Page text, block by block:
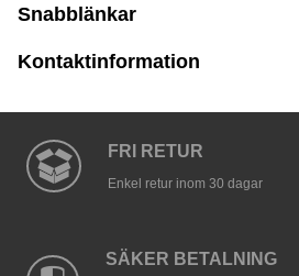
Snabblänkar
Kontaktinformation
FRI RETUR
Enkel retur inom 30 dagar
SÄKER BETALNING